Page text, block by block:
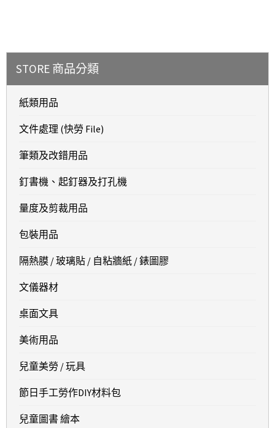
STORE 商品分類
紙類用品
文件處理 (快勞 File)
筆類及改錯用品
釘書機、起釘器及打孔機
量度及剪裁用品
包裝用品
隔熱膜 / 玻璃貼 / 自粘牆紙 / 錶圖膠
文儀器材
桌面文具
美術用品
兒童美勞 / 玩具
節日手工勞作DIY材料包
兒童圖書 繪本